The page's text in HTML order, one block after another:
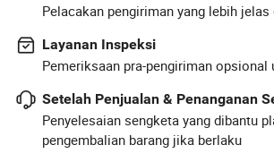
Pelacakan pengiriman yang lebih
Layanan Inspeksi
Pemeriksaan pra-pengiriman
Setelah Penjualan & Penanganan
Penyelesaian sengketa yang dibantu
pengembalian barang jika berlaku